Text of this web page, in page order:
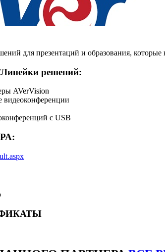
для презентаций и образования,
решений:
AVerVision
видеоконференции
с USB